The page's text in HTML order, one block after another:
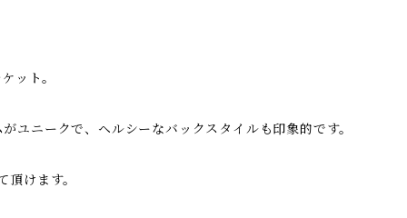
ット。
ユニークで、ヘルシーなバックスタイルも印象的です。
けます。